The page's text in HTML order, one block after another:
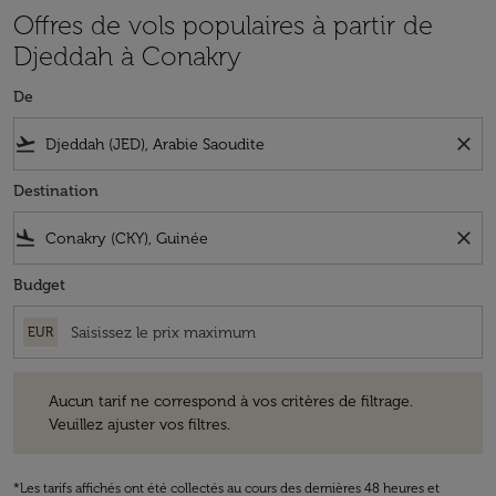
Offres de vols populaires à partir de
Djeddah à Conakry
De
flight_takeoff close
Destination
flight_land close
Budget
EUR
Aucun tarif ne correspond à vos critères de filtrage.
Veuillez ajuster vos filtres.
*Les tarifs affichés ont été collectés au cours des dernières 48 heures et